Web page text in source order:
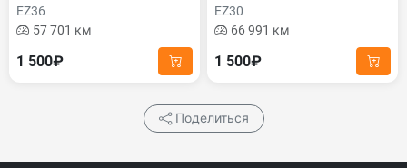
EZ36
57 701 км
1 500₽
EZ30
66 991 км
1 500₽
Поделиться